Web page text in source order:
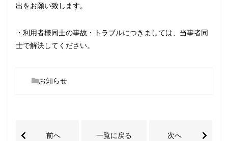
出をお願い致します。
・利用者様同士の事故・トラブルにつきましては、当事者同
士で解決してください。
お知らせ
前へ 一覧に戻る 次へ